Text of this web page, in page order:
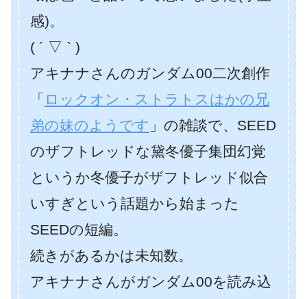
感)。
( ´ ▽ ` )
アキナナさんのガンダム00二次創作
「 ロックオン・ストラトスはかの兄
弟の妹のようです 」の雑談で、SEED
のザフトレッドな黛冬優子集団幻覚
というか冬優子がザフトレッド似合
いすぎという話題から始まった
SEEDの短編。
続きがあるかは未知数。
アキナナさんがガンダム00を読み込